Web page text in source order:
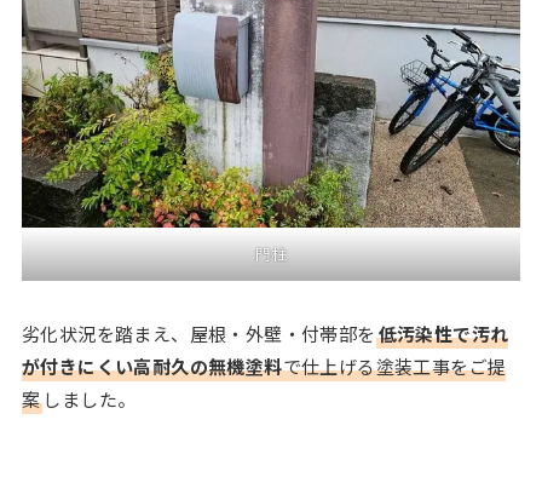
門柱
劣化状況を踏まえ、屋根・外壁・付帯部を 低汚染性で汚れ
が付きにくい高耐久の無機塗料で仕上げる塗装工事をご提
案 しました。